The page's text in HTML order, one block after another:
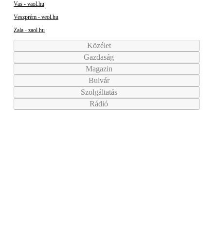
Vas - vaol.hu
Veszprém - veol.hu
Zala - zaol.hu
Közélet
Gazdaság
Magazin
Bulvár
Szolgáltatás
Rádió